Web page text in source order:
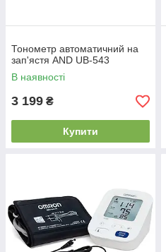
Тонометр автоматичний на
зап'ястя AND UB-543
В наявності
3 199 ₴
Купити